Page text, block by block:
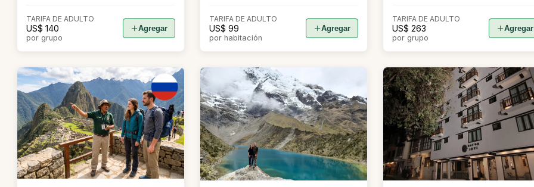
TARIFA DE ADULTO
US$ 140
por grupo
Agregar
TARIFA DE ADULTO
US$ 99
por habitación
Agregar
TARIFA DE ADULTO
US$ 263
por grupo
Agregar